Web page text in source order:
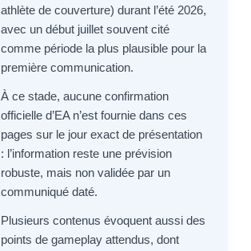
athlète de couverture) durant l’été 2026,
avec un début juillet souvent cité
comme période la plus plausible pour la
première communication.
À ce stade, aucune confirmation
officielle d’EA n’est fournie dans ces
pages sur le jour exact de présentation
: l’information reste une prévision
robuste, mais non validée par un
communiqué daté.
Plusieurs contenus évoquent aussi des
points de gameplay attendus, dont